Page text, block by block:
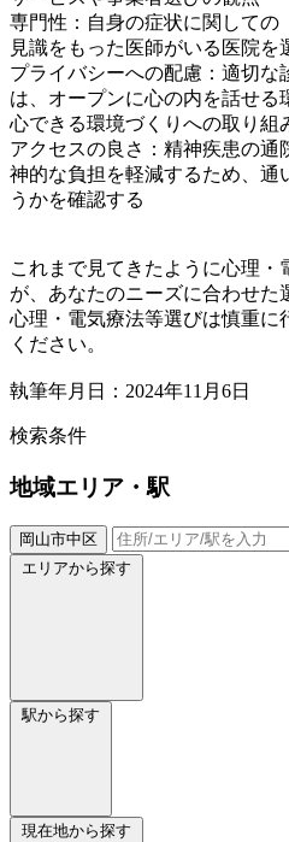
専門性：自身の症状に関しての
見識をもった医師がいる医院を
プライバシーへの配慮：適切な
は、オープンに心の内を話せ
心できる環境づくりへの取り組
アクセスの良さ：精神疾患の
神的な負担を軽減するため、通
うかを確認する
これまで見てきたように心理
が、あなたのニーズに合わせた
心理・電気療法等選びは慎重に
ください。
執筆年月日：2024年11月6日
検索条件
地域エリア・駅
岡山市中区
エリアから探す
駅から探す
現在地から探す